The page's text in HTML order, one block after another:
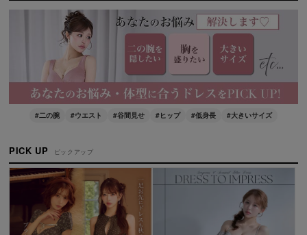
#二の腕 #ウエスト #谷間見せ #ヒップ #低身長 #大きいサイズ
PICK UP ピックアップ